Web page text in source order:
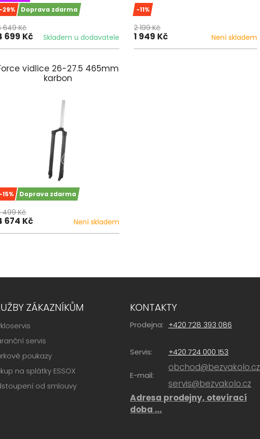
-29%
Doprava zdarma
649 Kč
699 Kč Skladem u dodavatele
-11%
2 199 Kč
1 949 Kč Není skladem
vidlice 26-27.5 465mm
karbon
-15% Doprava zdarma
499 Kč
674 Kč Není skladem
ZÁKAZNÍKŮM
servis
poukazy
na splátky ESSOX
od smlouvy
KONTAKTY
Prodejna: +420 728 393 086
Servis: +420 724 000 153
E-mail:
obchod@bezvakolo.cz
servis@bezvakolo.cz
Adresa prodejny, otevírací
doba ...